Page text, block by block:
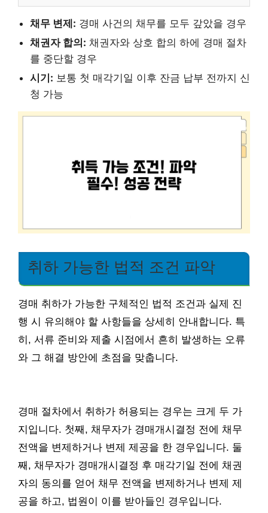
채무 변제: 경매 사건의 채무를 모두 갚았을 경우
채권자 합의: 채권자와 상호 합의 하에 경매 절차
를 중단할 경우
시기: 보통 첫 매각기일 이후 잔금 납부 전까지 신
청 가능
취하 가능한 법적 조건 파악
경매 취하가 가능한 구체적인 법적 조건과 실제 진
행 시 유의해야 할 사항들을 상세히 안내합니다. 특
히, 서류 준비와 제출 시점에서 흔히 발생하는 오류
와 그 해결 방안에 초점을 맞춥니다.
경매 절차에서 취하가 허용되는 경우는 크게 두 가
지입니다. 첫째, 채무자가 경매개시결정 전에 채무
전액을 변제하거나 변제 제공을 한 경우입니다. 둘
째, 채무자가 경매개시결정 후 매각기일 전에 채권
자의 동의를 얻어 채무 전액을 변제하거나 변제 제
공을 하고, 법원이 이를 받아들인 경우입니다.